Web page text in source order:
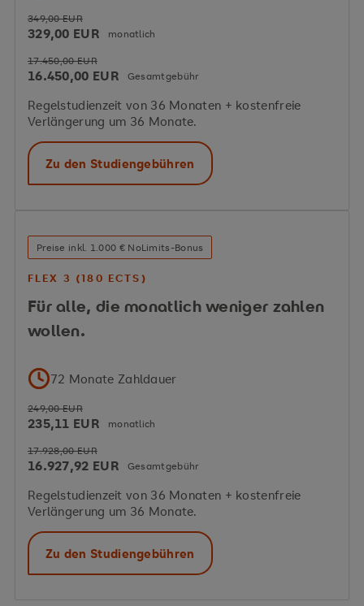
349,00 EUR
329,00 EUR monatlich
17.450,00 EUR
16.450,00 EUR Gesamtgebühr
Regelstudienzeit von 36 Monaten + kostenfreie
Verlängerung um 36 Monate.
Zu den Studiengebühren
Preise inkl. 1.000 € NoLimits-Bonus
FLEX 3 (180 ECTS)
Für alle, die monatlich weniger zahlen
wollen.
72 Monate Zahldauer
249,00 EUR
235,11 EUR monatlich
17.928,00 EUR
16.927,92 EUR Gesamtgebühr
Regelstudienzeit von 36 Monaten + kostenfreie
Verlängerung um 36 Monate.
Zu den Studiengebühren